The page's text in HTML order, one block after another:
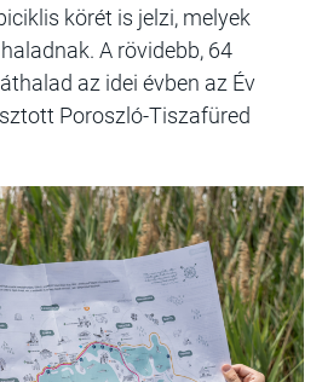
körét is jelzi, melyek
A rövidebb, 64
az idei évben az Év
Poroszló-Tiszafüred